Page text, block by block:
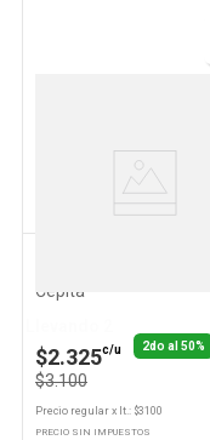
Ver
Producto
Cepita
$2.325c/u 2do al 50%
$3.100
Precio regular x lt.: $3100
PRECIO SIN IMPUESTOS